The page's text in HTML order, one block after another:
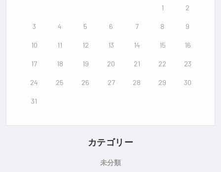
1 2
3 4 5 6 7 8 9
10 11 12 13 14 15 16
17 18 19 20 21 22 23
24 25 26 27 28 29 30
31
カテゴリー
未分類